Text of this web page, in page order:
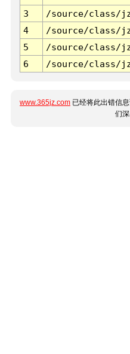
3 /source/class/
4
/source/class/
5
/source/class/
6
/source/class/
www.365jz.com 已经将此出错信
们